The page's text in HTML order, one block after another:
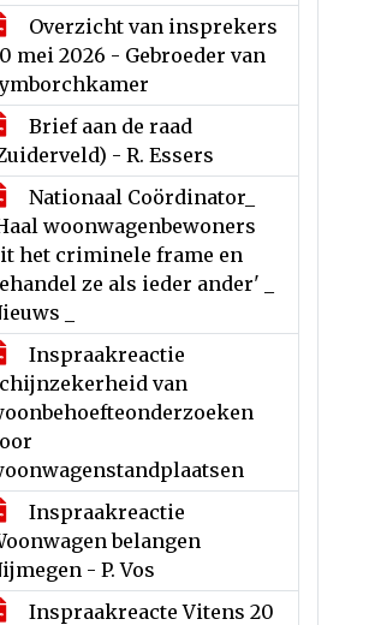
Overzicht van insprekers
mei 2026 - Gebroeder van
Brief aan de raad
- R. Essers
Nationaal Coördinator_
woonwagenbewoners
het criminele frame en
ze als ieder ander' _
_
Inspraakreactie
van
Inspraakreactie
belangen
- P. Vos
Inspraakreacte Vitens 20